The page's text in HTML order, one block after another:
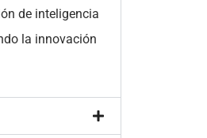
de inteligencia
la innovación